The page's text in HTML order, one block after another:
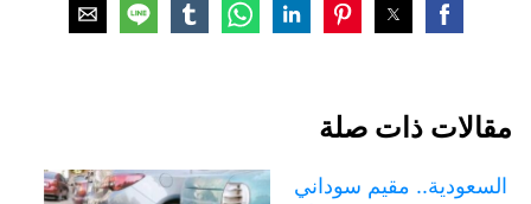
مقالات ذات صلة
السعودية.. مقيم سوداني